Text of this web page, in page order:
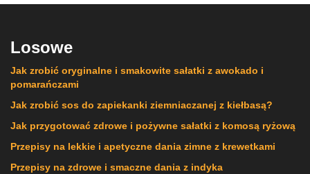
Losowe
Jak zrobić oryginalne i smakowite sałatki z awokado i
pomarańczami
Jak zrobić sos do zapiekanki ziemniaczanej z kiełbasą?
Jak przygotować zdrowe i pożywne sałatki z komosą ryżową
Przepisy na lekkie i apetyczne dania zimne z krewetkami
Przepisy na zdrowe i smaczne dania z indyka